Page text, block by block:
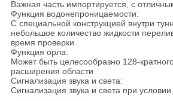
Важная часть импортируется, с
Функция водонепроницаемости:
С специальной конструкцией внутри
небольшое количество жидкости
время проверки
Функция орла:
Может быть целесообразно 128-
расширения области
Сигнализация звука и света:
Сигнализация звука и света при условии